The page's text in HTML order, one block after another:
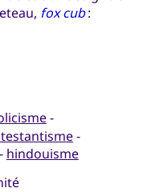
fox cub:
-
-
hindouisme